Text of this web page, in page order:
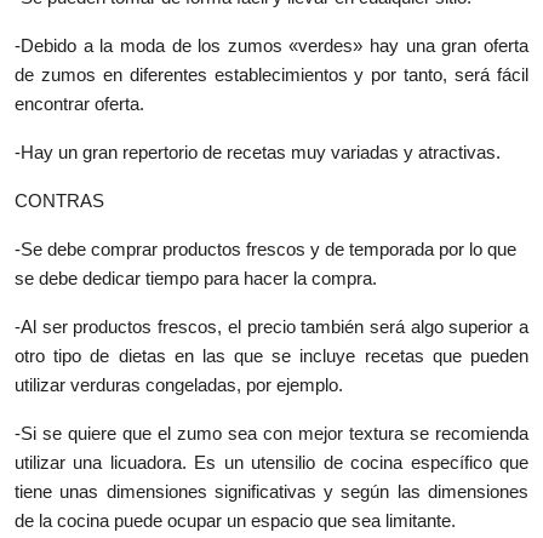
-Debido a la moda de los zumos «verdes» hay una gran oferta
de zumos en diferentes establecimientos y por tanto, será fácil
encontrar oferta.
-Hay un gran repertorio de recetas muy variadas y atractivas.
CONTRAS
-Se debe comprar productos frescos y de temporada por lo que
se debe dedicar tiempo para hacer la compra.
-Al ser productos frescos, el precio también será algo superior a
otro tipo de dietas en las que se incluye recetas que pueden
utilizar verduras congeladas, por ejemplo.
-Si se quiere que el zumo sea con mejor textura se recomienda
utilizar una licuadora. Es un utensilio de cocina específico que
tiene unas dimensiones significativas y según las dimensiones
de la cocina puede ocupar un espacio que sea limitante.